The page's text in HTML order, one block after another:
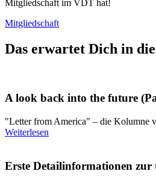
Mitgliedschaft im VDT hat!
Mitgliedschaft
Das erwartet Dich in
A look back into the future
"Letter from America" – die Kolumne
Weiterlesen
Erste Detailinformationen zur